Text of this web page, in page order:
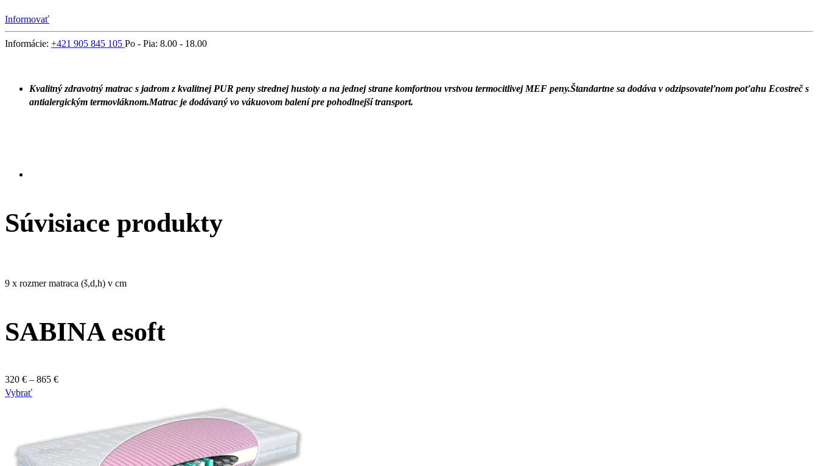
Informovať
Informácie: +421 905 845 105 Po - Pia: 8.00 - 18.00
Kvalitný zdravotný matrac s jadrom z kvalitnej PUR peny strednej hustoty a na jednej strane komfortnou vrstvou termocitlivej MEF peny.Štandartne sa dodáva v odzipsovateľnom poťahu Ecostrečs
antialergickým termovláknom.Matrac je dodávaný vo vákuovom balení pre pohodlnejší transport.
Súvisiace produkty
9 x rozmer matraca (š,d,h) v cm
SABINA esoft
320 € – 865 €Price
865 €
VybraťTento
variantov.
Možnosti